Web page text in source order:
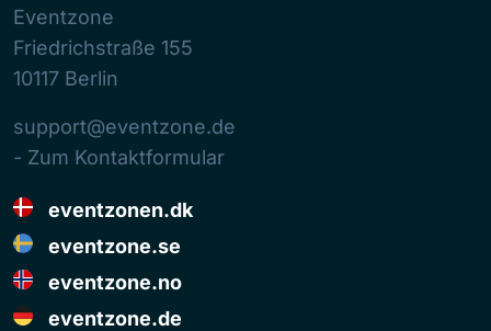
Eventzone
Friedrichstraße 155
10117 Berlin
support@eventzone.de
- Zum Kontaktformular
eventzonen.dk
eventzone.se
eventzone.no
eventzone.de